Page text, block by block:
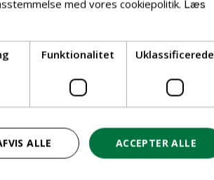
med vores cookiepolitik. Læs
Funktionalitet Uklassificerede
ACCEPTER ALLE
ALLE